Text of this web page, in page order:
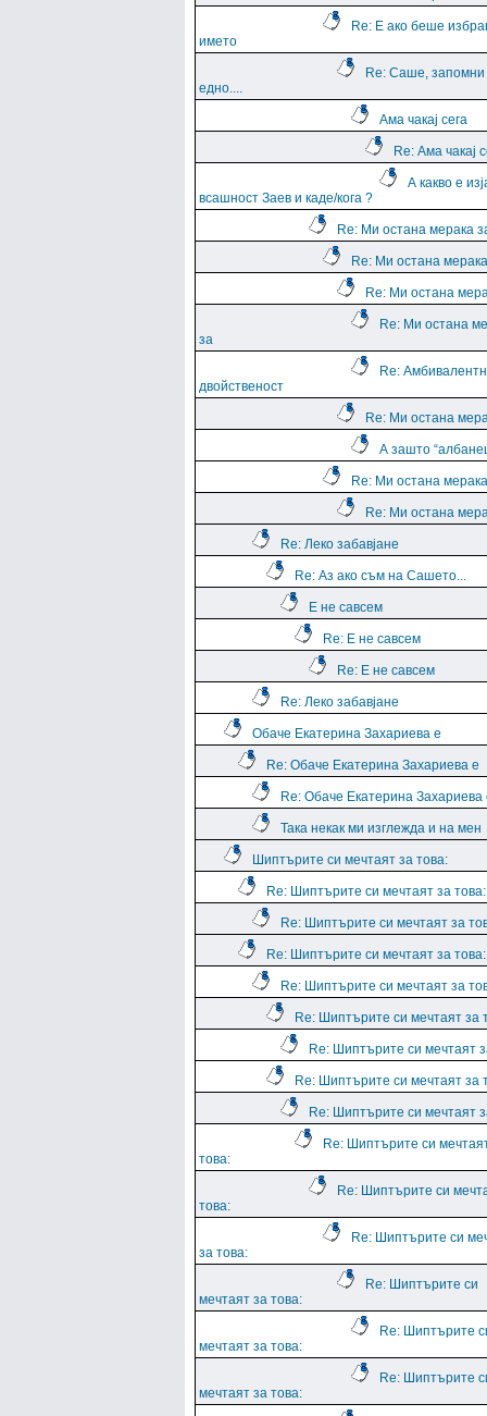
Re: Е ако беше
името
Re: Саше, запомни
едно....
Ама чакај сега
Re: Ама чакај
А какво е
всашност Заев и каде/кога ?
Re: Ми остана мерака
Re: Ми остана
Re: Ми остана
Re: Ми остана
за
Re:
двойственост
Re: Ми остана
А зашто
Re: Ми остана
Re: Ми остана
Re: Леко забавјане
Re: Аз ако съм на Сашето...
Е не савсем
Re: Е не савсем
Re: Е не савсем
Re: Леко забавјане
Обаче Екатерина Захариева е
Re: Обаче Екатерина Захариева е
Re: Обаче Екатерина Захариева
Така некак ми изглежда и на мен
Шиптърите си мечтаят за това:
Re: Шиптърите си мечтаят за това:
Re: Шиптърите си мечтаят за
Re: Шиптърите си мечтаят за това:
Re: Шиптърите си мечтаят за
Re: Шиптърите си мечтаят за
Re: Шиптърите си мечтаят
Re: Шиптърите си мечтаят за
Re: Шиптърите си мечтаят
Re: Шиптърите си
това:
Re: Шиптърите си
това:
Re: Шиптърите си
за това:
Re: Шиптърите си
мечтаят за това:
Re: Шиптърите
мечтаят за това:
Re: Шиптърите
мечтаят за това: